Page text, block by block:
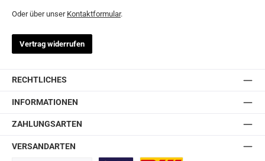
Oder über unser Kontaktformular.
Vertrag widerrufen
RECHTLICHES
INFORMATIONEN
ZAHLUNGSARTEN
VERSANDARTEN